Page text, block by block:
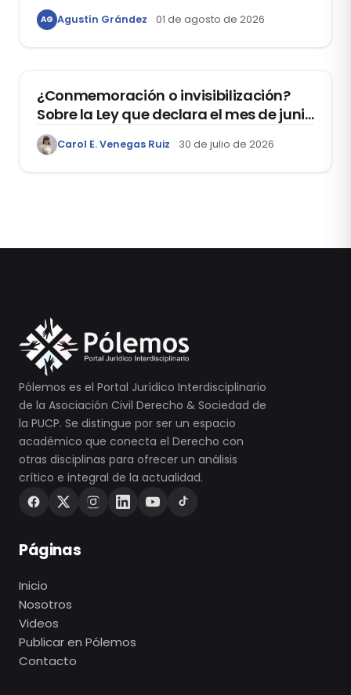
AG Agustín Grández 01 de agosto de 2026
¿Conmemoración o invisibilización?
Sobre la Ley que declara el mes de junio
como el “Mes de la Vida y la Familia”
Carol E. Venegas Ruiz 30 de julio de 2026
Pólemos es el Portal Jurídico Interdisciplinario
de la Asociación Civil Derecho & Sociedad de
la PUCP. Se distingue por ser un espacio
académico que conecta el Derecho con
otras disciplinas para ofrecer un análisis
crítico e integral de la actualidad.
Páginas
Inicio
Nosotros
Videos
Publicar en Pólemos
Contacto